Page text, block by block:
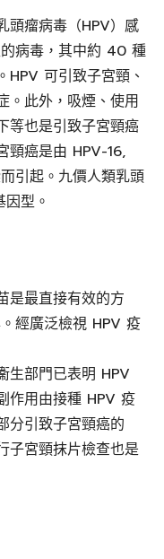
頭瘤病毒（HPV）感
病毒，其中約 40 種
HPV 可引致子宮頸、
。此外，吸煙、使用
等也是引致子宮頸癌
頸癌是由 HPV-16,
引起。九價人類乳頭
型。
是最直接有效的方
經廣泛檢視 HPV 疫
生部門已表明 HPV
作用由接種 HPV 疫
分引致子宮頸癌的
子宮頸抹片檢查也是